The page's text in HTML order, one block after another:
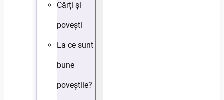
Cărți și
povești
La ce sunt
bune
poveștile?